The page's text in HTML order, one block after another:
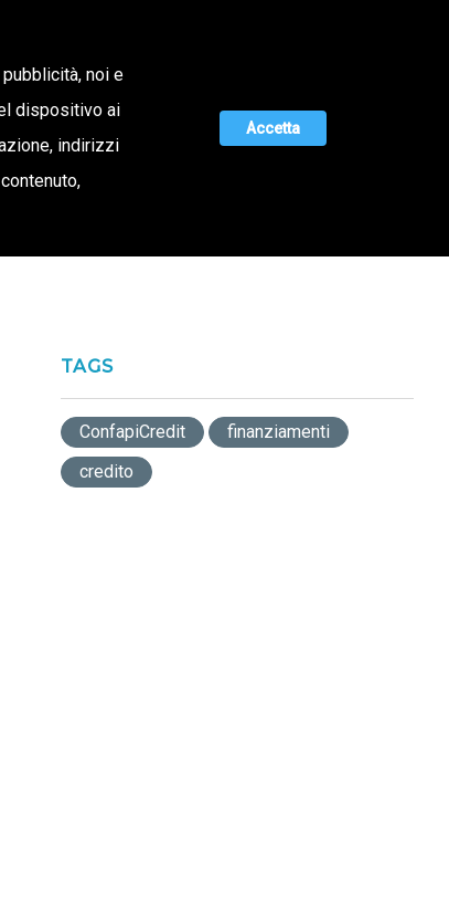
VALORE MAGAZINE UNISCITI A NOI
TAGS
ConfapiCredit
finanziamenti
credito
noi e
dispositivo ai
indirizzi
Accetta